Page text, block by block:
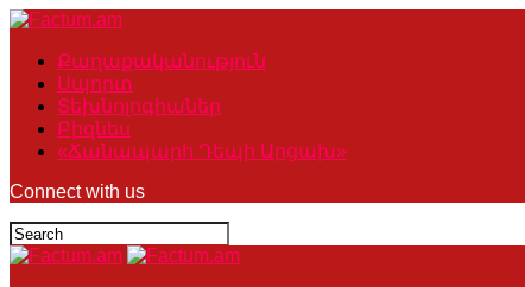
Քաղաքականություն
Սպորտ
Տեխնոլոգիաներ
Բիզնես
«Ճանապարհ Դեպի Արցախ»
Connect with us